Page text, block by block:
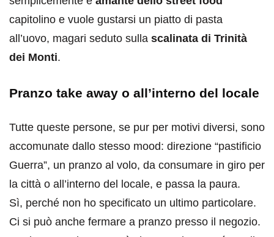
capitolino e vuole gustarsi un piatto di pasta
all’uovo, magari seduto sulla scalinata di Trinità
dei Monti.
Pranzo take away o all’interno del locale
Tutte queste persone, se pur per motivi diversi, sono
accomunate dallo stesso mood: direzione “pastificio
Guerra”, un pranzo al volo, da consumare in giro per
la città o all’interno del locale, e passa la paura.
Sì, perché non ho specificato un ultimo particolare.
Ci si può anche fermare a pranzo presso il negozio.